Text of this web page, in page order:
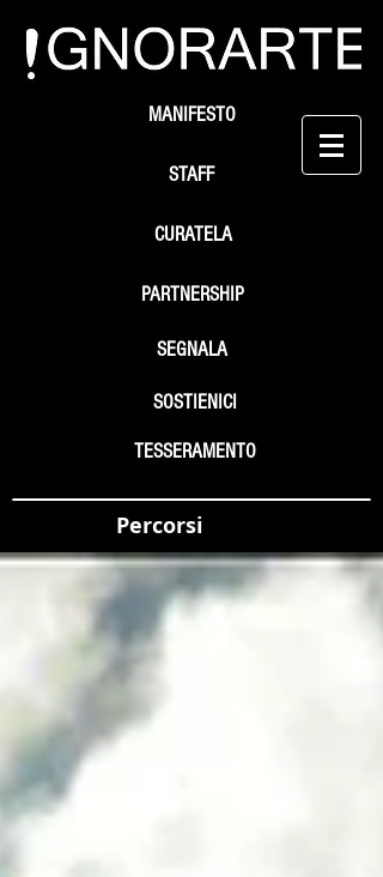
STAFF
SEGNALA
SOSTIENICI
MANIFESTO
PARTNERSHIP
TESSERAMENTO
CURATELA
Percorsi